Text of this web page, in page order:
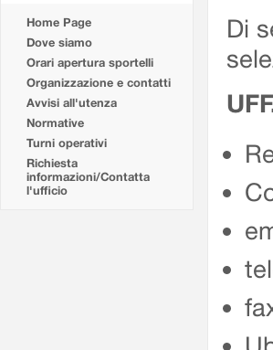
Home Page
Dove siamo
Orari apertura sportelli
Organizzazione e contatti
Avvisi all'utenza
Normative
Turni operativi
Richiesta
informazioni/Contatta
l'ufficio
Di